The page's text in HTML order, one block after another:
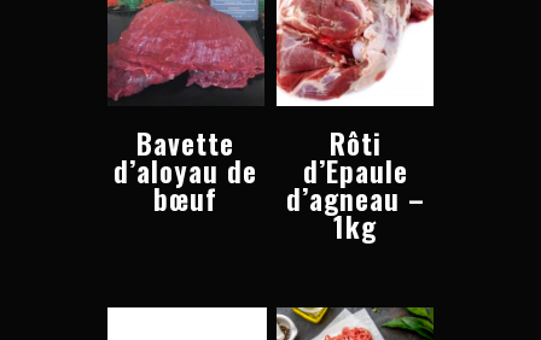
Bavette
d’aloyau de
bœuf
Rôti
d’Epaule
d’agneau –
1kg